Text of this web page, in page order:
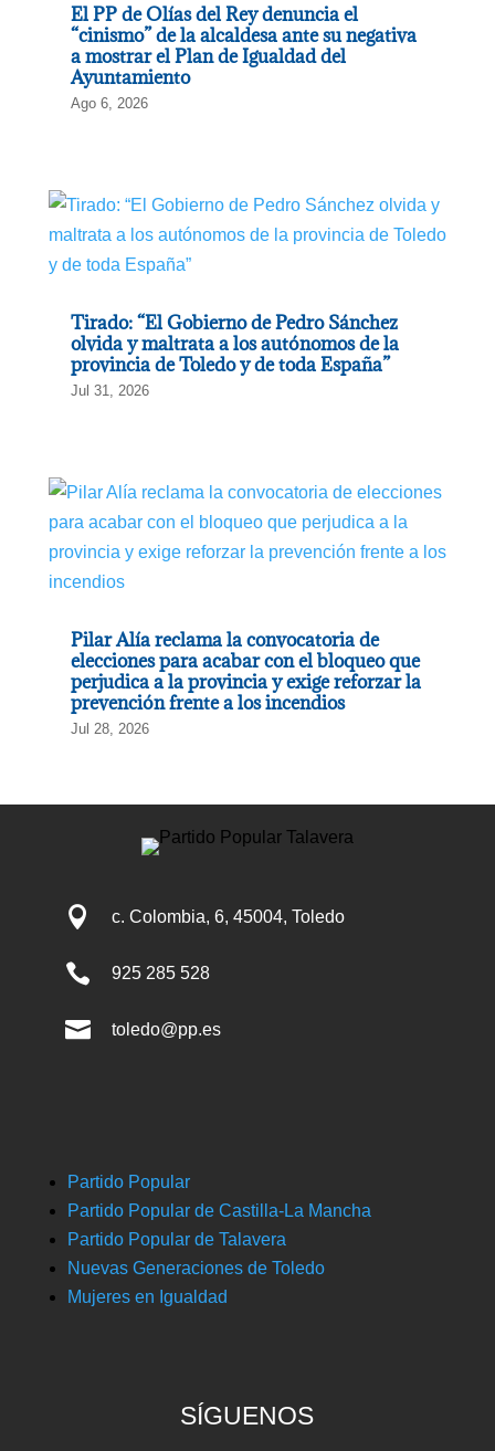
El PP de Olías del Rey denuncia el
“cinismo” de la alcaldesa ante su negativa
a mostrar el Plan de Igualdad del
Ayuntamiento
Ago 6, 2026
Tirado: “El Gobierno de Pedro Sánchez
olvida y maltrata a los autónomos de la
provincia de Toledo y de toda España”
Jul 31, 2026
Pilar Alía reclama la convocatoria de
elecciones para acabar con el bloqueo que
perjudica a la provincia y exige reforzar la
prevención frente a los incendios
Jul 28, 2026
 c. Colombia, 6, 45004, Toledo
 925 285 528
 toledo@pp.es
Partido Popular
Partido Popular de Castilla-La Mancha
Partido Popular de Talavera
Nuevas Generaciones de Toledo
Mujeres en Igualdad
SÍGUENOS